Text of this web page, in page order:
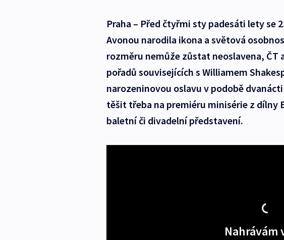
Praha – Před čtyřmi sty padesáti lety se
Avonou narodila ikona a světová
rozměru nemůže zůstat neoslavena,
pořadů souvisejících s Williamem
narozeninovou oslavu v podobě
těšit třeba na premiéru minisérie z dílny
baletní či divadelní představení.
Nahrávám